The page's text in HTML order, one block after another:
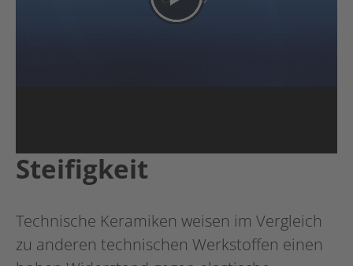
Steifigkeit
Technische Keramiken weisen im Vergleich
zu anderen technischen Werkstoffen einen